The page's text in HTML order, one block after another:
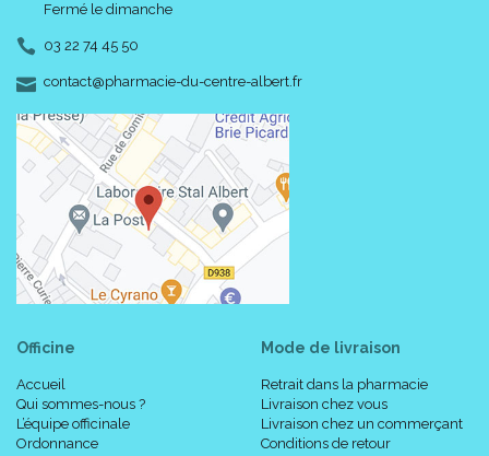
Fermé le dimanche
03 22 74 45 50
contact-
@-
pharmacie-du-centre-albert.fr
Officine
Accueil
Qui sommes-nous ?
L’équipe officinale
Ordonnance
Mode de livraison
Retrait dans la pharmacie
Livraison chez vous
Livraison chez un commerçant
Conditions de retour